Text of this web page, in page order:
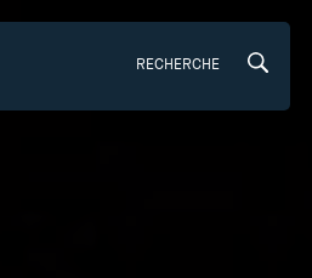
RECHERCHE